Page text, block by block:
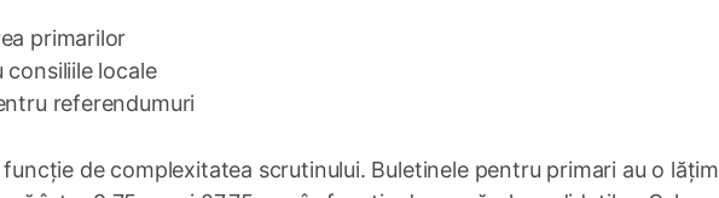
primarilor
locale
referendumuri
de complexitatea scrutinului. Buletinele pentru primari au o